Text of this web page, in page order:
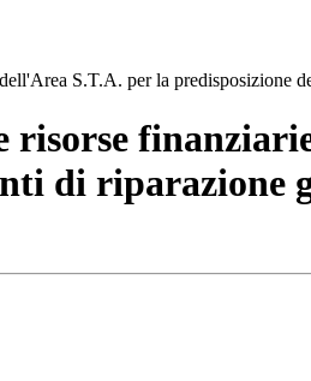
S.T.A. per la predisposizione
risorse
di riparazione